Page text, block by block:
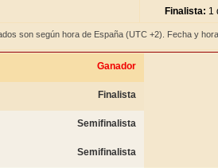
Finalista: 1
son según hora de España (UTC +2). Fecha y
Ganador
Finalista
Semifinalista
Semifinalista